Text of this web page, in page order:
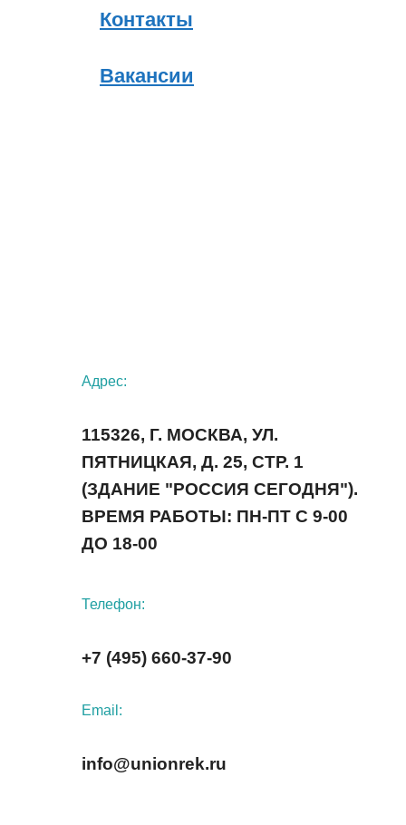
Контакты
Вакансии
Адрес:
115326, Г. МОСКВА, УЛ.
ПЯТНИЦКАЯ, Д. 25, СТР. 1
(ЗДАНИЕ "РОССИЯ СЕГОДНЯ").
ВРЕМЯ РАБОТЫ: ПН-ПТ С 9-00
ДО 18-00
Телефон:
+7 (495) 660-37-90
Email:
info@unionrek.ru